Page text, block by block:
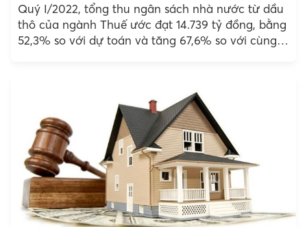
Quý I/2022, tổng thu ngân sách nhà nước từ dầu
thô của ngành Thuế ước đạt 14.739 tỷ đồng, bằng
52,3% so với dự toán và tăng 67,6% so với cùng